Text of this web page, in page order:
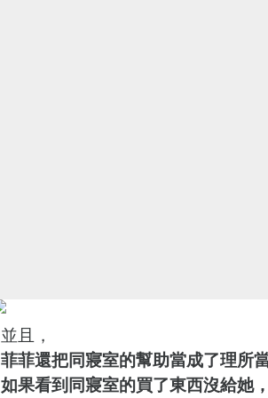
並且，
菲菲還把同寢室的幫助當成了理所
如果看到同寢室的買了東西沒給她，